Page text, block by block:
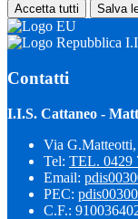
Accetta tutti Salva
Contatti
I.I.S. Cattaneo -
Via
Tel: TEL. 0429
Email:
PEC:
C.F.: